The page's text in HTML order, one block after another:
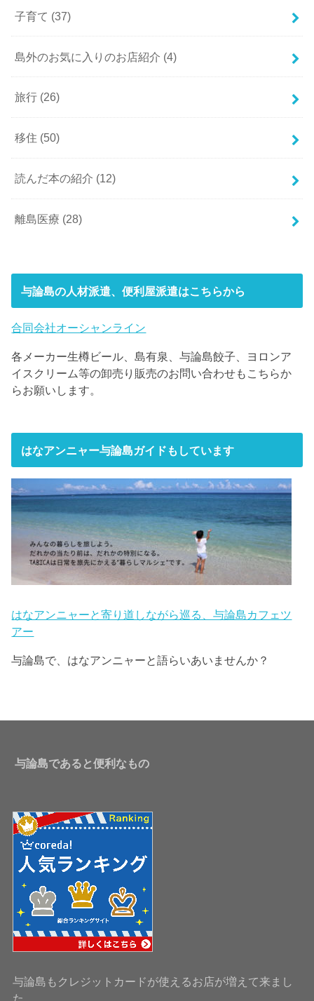
子育て (37)
島外のお気に入りのお店紹介 (4)
旅行 (26)
移住 (50)
読んだ本の紹介 (12)
離島医療 (28)
与論島の人材派遣、便利屋派遣はこちらから
合同会社オーシャンライン
各メーカー生樽ビール、島有泉、与論島餃子、ヨロンア
イスクリーム等の卸売り販売のお問い合わせもこちらか
らお願いします。
はなアンニャー与論島ガイドもしています
はなアンニャーと寄り道しながら巡る、与論島カフェツ
アー
与論島で、はなアンニャーと語らいあいませんか？
与論島であると便利なもの
与論島もクレジットカードが使えるお店が増えて来まし
た。